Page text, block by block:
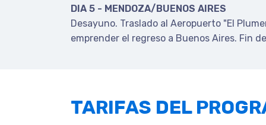
DIA 5 - MENDOZA/BUENOS AIRES
Desayuno. Traslado al Aeropuerto "El
emprender el regreso a Buenos Aires. Fin
TARIFAS DEL